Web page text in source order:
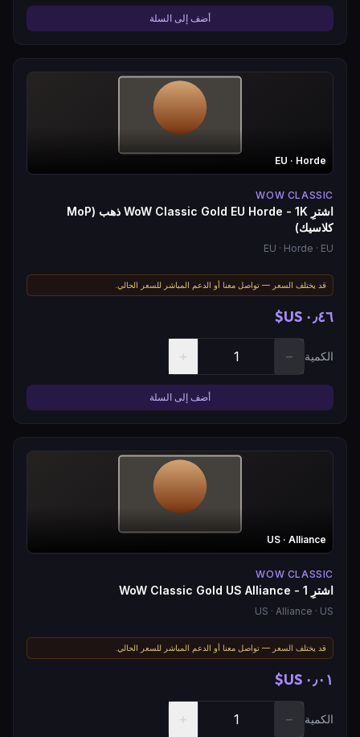
أضف إلى السلة
EU · Horde
WOW CLASSIC
اشترِ WoW Classic Gold EU Horde - 1K ذهب (MoP
كلاسيك)
EU · Horde · EU
قد يختلف السعر — تواصل معنا أو الدعم المباشر للسعر الحالي.
٠٫٤٦ US$
الكمية −
+
أضف إلى السلة
US · Alliance
WOW CLASSIC
اشترِ WoW Classic Gold US Alliance - 1
US · Alliance · US
قد يختلف السعر — تواصل معنا أو الدعم المباشر للسعر الحالي.
٠٫٠١ US$
الكمية −
+